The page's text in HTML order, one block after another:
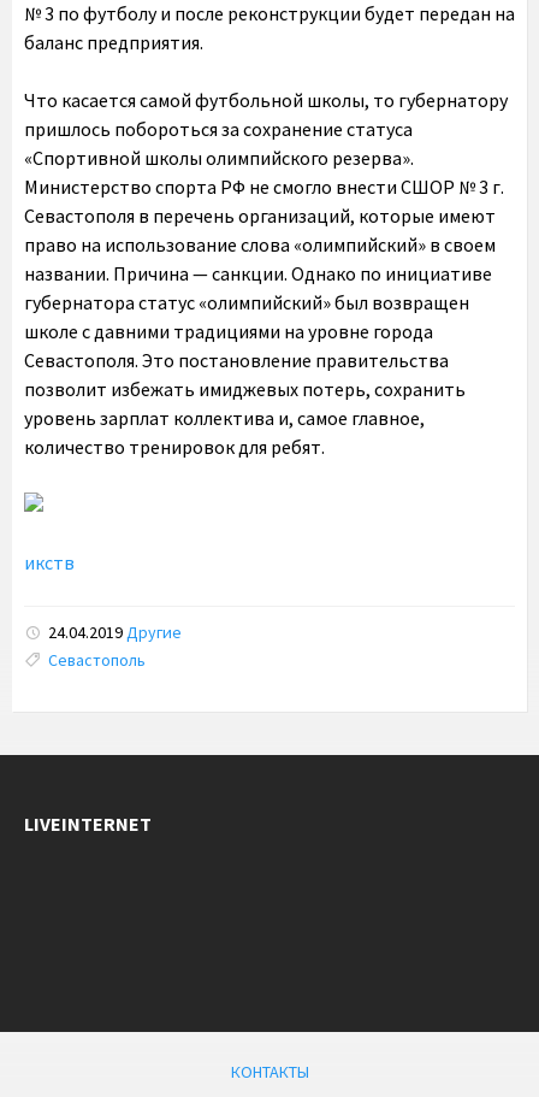
№ 3 по футболу и после реконструкции будет передан на
баланс предприятия.
Что касается самой футбольной школы, то губернатору
пришлось побороться за сохранение статуса
«Спортивной школы олимпийского резерва».
Министерство спорта РФ не смогло внести СШОР № 3 г.
Севастополя в перечень организаций, которые имеют
право на использование слова «олимпийский» в своем
названии. Причина — санкции. Однако по инициативе
губернатора статус «олимпийский» был возвращен
школе с давними традициями на уровне города
Севастополя. Это постановление правительства
позволит избежать имиджевых потерь, сохранить
уровень зарплат коллектива и, самое главное,
количество тренировок для ребят.
икств
24.04.2019Другие
Tags:
Севастополь
LIVEINTERNET
КОНТАКТЫ